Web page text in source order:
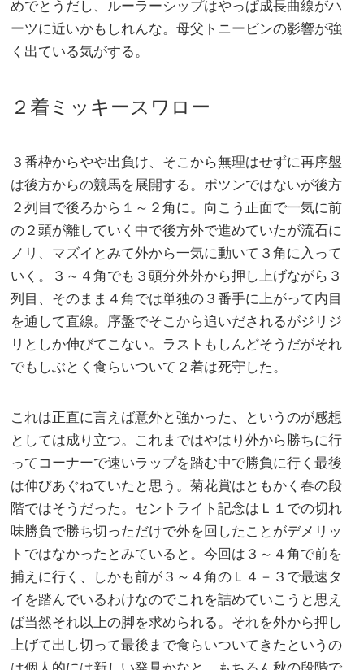
めでとうだし、ルーラーシップはやっぱ成長曲線がハ
ーツに近いかもしれんな。母父トニービンの影響が強
く出ている気がする。
２着ミッキースワロー
３番枠からやや出負け、そこから無理はせずに再序盤
は後方からの競馬を展開する。ポツンではないが後方
２列目で後ろから１～２角に。向こう正面で一気に前
の２頭が離していく中で後方外で進めていたが流石に
ノリ、マズイとみて外から一気に動いて３角に入って
いく。３～４角でも３頭分外外から押し上げながら３
列目、そのまま４角では単独の３番手に上がって内目
を通して直線。序盤でそこから追いだされるがジリジ
リとしか伸びてこない。ラストもしんどそうだがそれ
でもしぶとく食らいついて２着は死守した。
これは正直に言えば意外と強かった、というのが感想
としては成り立つ。これまではやはり外から勝ちに行
ってコーナーで速いラップを踏む中で勝負に行く最後
は伸びあぐねていたと思う。菊花賞はともかく春の段
階ではそうだった。セントライト記念はＬ１での切れ
味勝負で勝ち切っただけで外を回したことがデメリッ
トではなかったとみていると。今回は３～４角で前を
捕えに行く、しかも前が３～４角のＬ４－３で最速タ
イを踏んでいるわけなのでこれを詰めていこうと思え
ば当然それ以上の脚を求められる。それを外から押し
上げて出し切って最後まで食らいついてきたというの